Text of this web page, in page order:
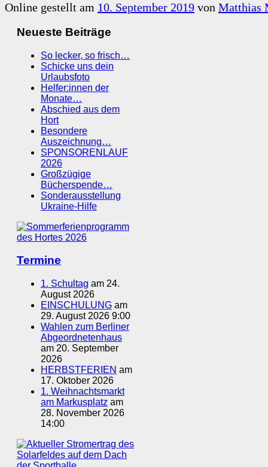
Online gestellt am 10. September 2019 von Matthias
Neueste Beiträge
So lecker, so frisch…
Schicke uns dein
Urlaubsfoto
Helfer:innen der
Monate…
Abschied aus dem
Hort
Besondere
Auszeichnung…
SPONSORENLAUF
2026
Großzügige
Bücherspende…
Sonderausstellung
Ukraine-Hilfe
Termine
1. Schultag am 24.
August 2026
EINSCHULUNG am
29. August 2026 9:00
Wahlen zum Berliner
Abgeordnetenhaus
am 20. September
2026
HERBSTFERIEN am
17. Oktober 2026
1. Weihnachtsmarkt
am Markusplatz am
28. November 2026
14:00